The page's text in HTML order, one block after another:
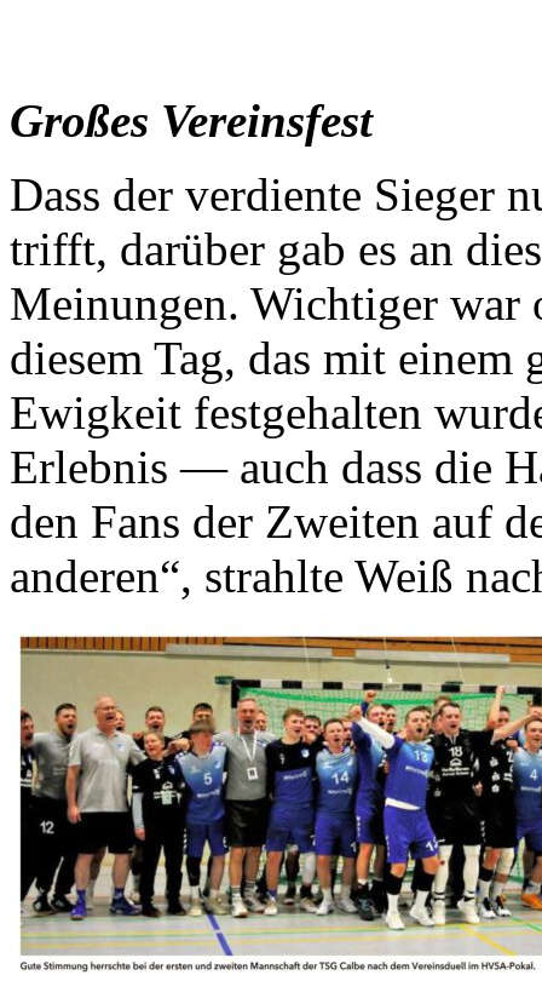
Großes Vereinsfest
Dass der verdiente Sieger
trifft, darüber gab es an
Meinungen. Wichtiger war
diesem Tag, das mit einem
Ewigkeit festgehalten
Erlebnis — auch dass die
den Fans der Zweiten auf
anderen“, strahlte Weiß